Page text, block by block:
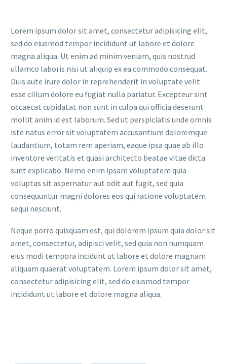
Lorem ipsum dolor sit amet, consectetur adipisicing elit,
sed do eiusmod tempor incididunt ut labore et dolore
magna aliqua. Ut enim ad minim veniam, quis nostrud
ullamco laboris nisi ut aliquip ex ea commodo consequat.
Duis aute irure dolor in reprehenderit in voluptate velit
esse cillum dolore eu fugiat nulla pariatur. Excepteur sint
occaecat cupidatat non sunt in culpa qui officia deserunt
mollit anim id est laborum. Sed ut perspiciatis unde omnis
iste natus error sit voluptatem accusantium doloremque
laudantium, totam rem aperiam, eaque ipsa quae ab illo
inventore veritatis et quasi architecto beatae vitae dicta
sunt explicabo. Nemo enim ipsam voluptatem quia
voluptas sit aspernatur aut odit aut fugit, sed quia
consequuntur magni dolores eos qui ratione voluptatem
sequi nesciunt.
Neque porro quisquam est, qui dolorem ipsum quia dolor sit
amet, consectetur, adipisci velit, sed quia non numquam
eius modi tempora incidunt ut labore et dolore magnam
aliquam quaerat voluptatem. Lorem ipsum dolor sit amet,
consectetur adipisicing elit, sed do eiusmod tempor
incididunt ut labore et dolore magna aliqua.